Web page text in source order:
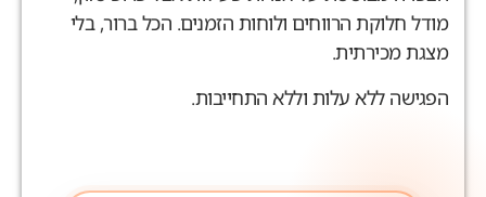
חלוקת הרווחים ולוחות הזמנים. הכל ברור, בלי
מכירתית.
ללא עלות וללא התחייבות.